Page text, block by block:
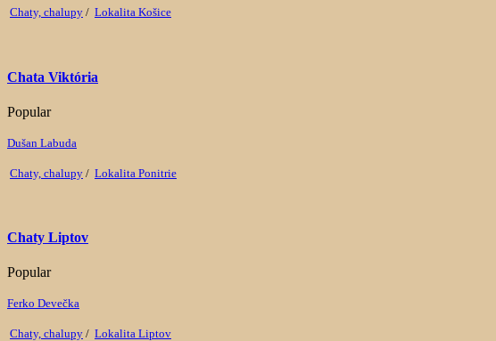
Chaty, chalupy / Lokalita Košice
Chata Viktória
Popular
Dušan Labuda
Chaty, chalupy / Lokalita Ponitrie
Chaty Liptov
Popular
Ferko Devečka
Chaty, chalupy / Lokalita Liptov